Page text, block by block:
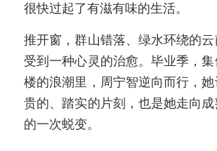
很快过起了有滋有味的生活。
推开窗，群山错落、绿水环绕的
受到一种心灵的治愈。毕业季，
楼的浪潮里，周宁智逆向而行，
贵的、踏实的片刻，也是她走向
的一次蜕变。